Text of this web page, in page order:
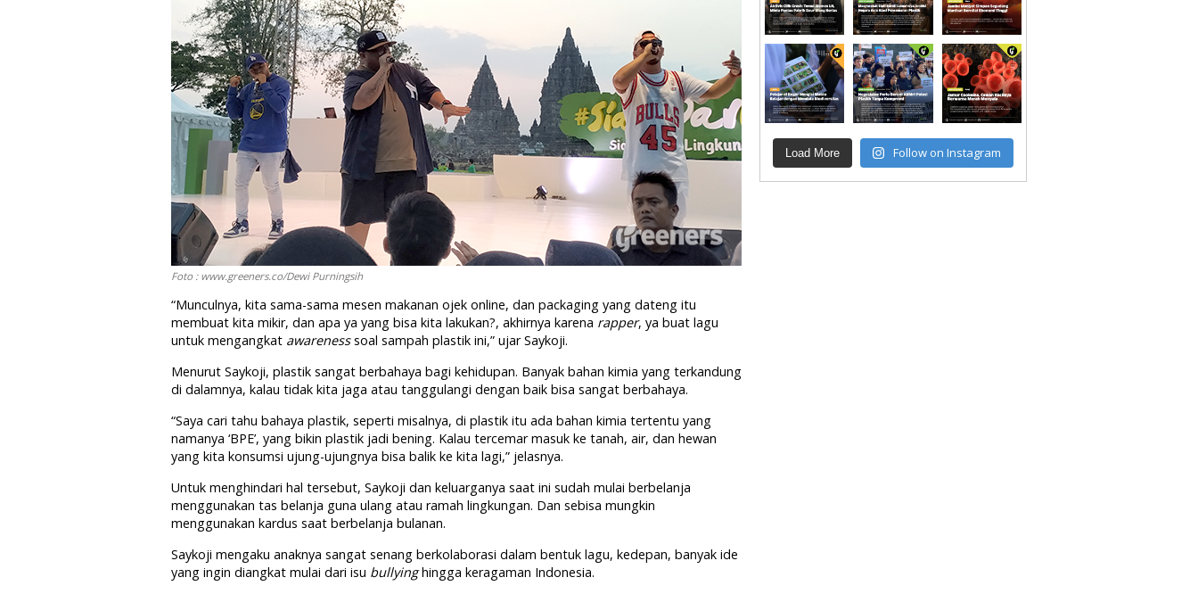
Foto : www.greeners.co/Dewi Purningsih
“Munculnya, kita sama-sama mesen makanan ojek online, dan packaging yang dateng itu
membuat kita mikir, dan apa ya yang bisa kita lakukan?, akhirnya karena rapper, ya buat lagu
untuk mengangkat awarenesssoal sampah plastik ini,” ujar Saykoji.
Menurut Saykoji, plastik sangat berbahaya bagi kehidupan. Banyak bahan kimia yang terkandung
di dalamnya, kalau tidak kita jaga atau tanggulangi dengan baik bisa sangat berbahaya.
“Saya cari tahu bahaya plastik, seperti misalnya, di plastik itu ada bahan kimia tertentu yang
namanya ‘BPE’, yang bikin plastik jadi bening. Kalau tercemar masuk ke tanah, air, dan hewan
yang kita konsumsi ujung-ujungnya bisa balik ke kita lagi,” jelasnya.
Untuk menghindari hal tersebut, Saykoji dan keluarganya saat ini sudah mulai berbelanja
menggunakan tas belanja guna ulang atau ramah lingkungan. Dan sebisa mungkin
menggunakan kardus saat berbelanja bulanan.
Saykoji mengaku anaknya sangat senang berkolaborasi dalam bentuk lagu, kedepan, banyak ide
yang ingin diangkat mulai dari isu bullyinghingga keragaman Indonesia.
Load More Follow on Instagram